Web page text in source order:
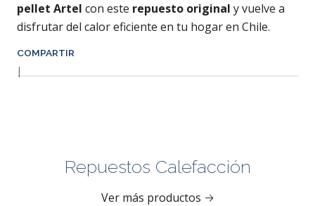
pellet Artel con este repuesto original y vuelve a
disfrutar del calor eficiente en tu hogar en Chile.
COMPARTIR
|
Repuestos Calefacción
Ver más productos